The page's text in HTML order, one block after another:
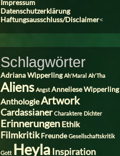
Impressum
Datenschutzerklärung
Haftungsausschluss/Disclaimer<
Schlagwörter
Adriana Wipperling Ah'Maral Ah'Tha
Aliens Angst Anneliese Wipperling
AnthologieArtwork
Cardassianer Charaktere Dichter
Erinnerungen Ethik
Filmkritik Freunde Gesellschaftskritik
Gott HeylaInspiration